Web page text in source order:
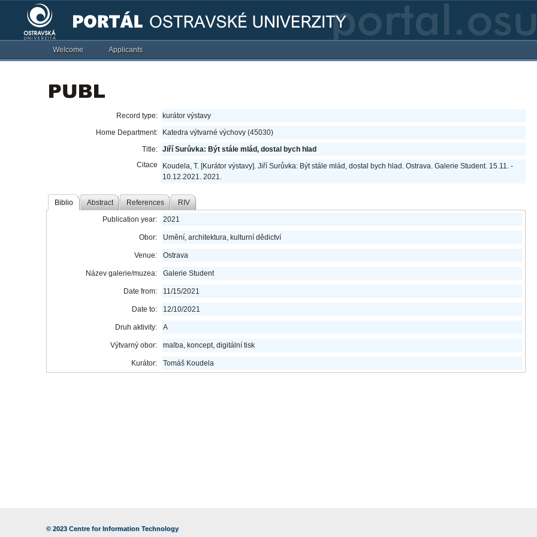
Welcome Applicants
Record type:
kurátor výstavy
Home Department:
Katedra výtvarné výchovy (45030)
Title: Jiří Surůvka: Být stále mlád, dostal bych hlad
Citace
Koudela, T. [Kurátor výstavy]. Jiří Surůvka: Být stále mlád, dostal bych hlad. Ostrava. Galerie Student. 15.11. -
10.12.2021. 2021.
Biblio Abstract References RIV
Publication year: 2021
Obor: Umění, architektura, kulturní dědictví
Venue: Ostrava
Název galerie/muzea: Galerie Student
Date from: 11/15/2021
Date to: 12/10/2021
Druh aktivity: A
Výtvarný obor: malba, koncept, digitální tisk
Kurátor: Tomáš Koudela
© 2023Centre for Information Technology